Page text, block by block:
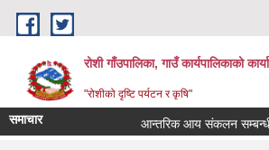
Skip to main content
रोशी गाँउपालिका, गाउँ कार्यपालिकाको
"रोशीको दृष्टि पर्यटन र कृषि"
समाचार आन्तरिक आय संकलन सम्बन्धी